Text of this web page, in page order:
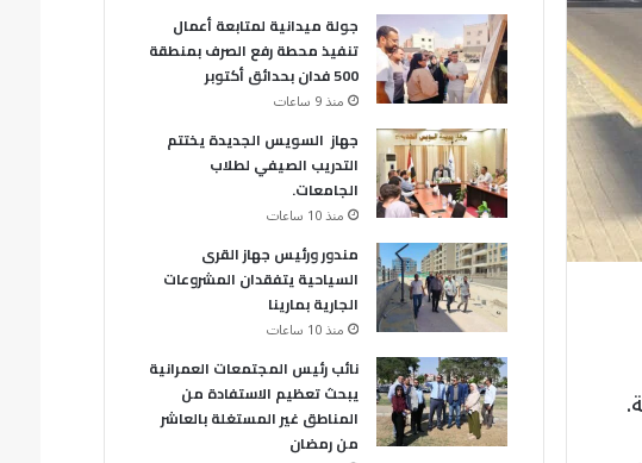
جولة ميدانية لمتابعة أعمال
تنفيذ محطة رفع الصرف بمنطقة
500 فدان بحدائق أكتوبر
منذ 9 ساعات
جهاز السويس الجديدة يختتم
التدريب الصيفي لطلاب
الجامعات.
منذ 10 ساعات
مندور ورئيس جهاز القرى
السياحية يتفقدان المشروعات
الجارية بمارينا
منذ 10 ساعات
نائب رئيس المجتمعات العمرانية
يبحث تعظيم الاستفادة من
المناطق غير المستغلة بالعاشر
من رمضان